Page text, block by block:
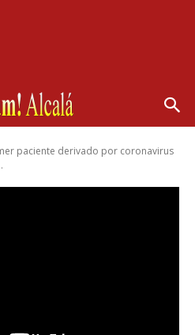
paciente derivado por coronavirus